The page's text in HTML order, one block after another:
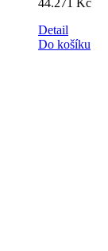
44.271
Kč
Detail
Do košíku